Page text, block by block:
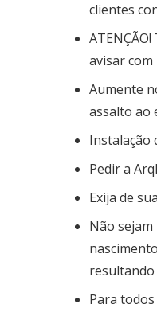
clientes
avisar
Aumente
assalto ao
Instalação
Pedir a
Exija de
Não
resultando
Para